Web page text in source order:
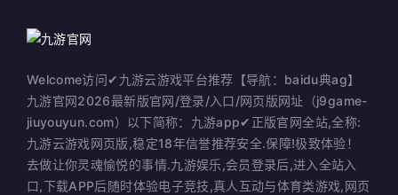
Welcome访问✔九游云游戏平台推荐【导航：baidu典ag】
九游官网2026最新版官网/登录/入口/网页版网址（j9game-
jiuyouyun.com）以下简称：九游app✔正版官网全站,全称:
九游云游戏网页版,稳定18年信誉推荐安全.保障!极致体验！
去做让你灵魂愉悦的事情.九游娱乐,会员登录后,进入全站入
口,下载APP后随时体验电子竞技,真人互动与体育类游戏,网页